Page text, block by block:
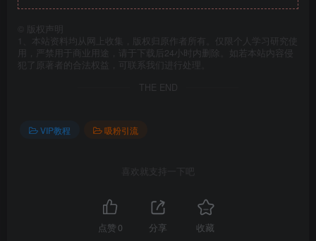
版权声明
1、本站资料均从网上收集，版权归原作者所有。仅限个人学习研究使
用，严禁用于商业用途，请于下载后24小时内删除。如若本站内容侵
犯了原著者的合法权益，可联系我们进行处理。
THE END
VIP教程 吸粉引流
喜欢就支持一下吧
点赞 0 分享 收藏